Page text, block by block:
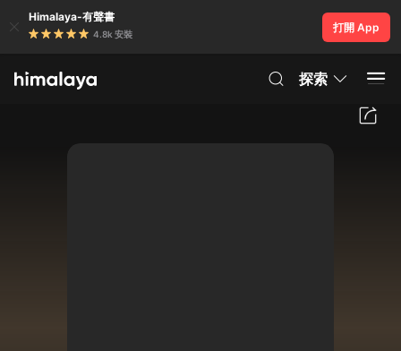
Himalaya-有聲書
4.8k 安裝
打開 App
探索